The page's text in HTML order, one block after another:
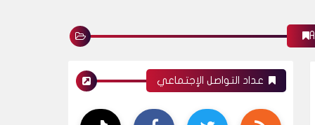
فيديو - عودة زواج الاطفال في مصروتحرك
حكومي عاجل
عداد التواصل الإجتماعي